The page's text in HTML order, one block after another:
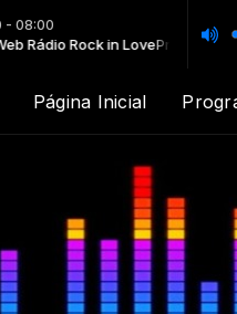
- 08:00
Rock in LoveProgramação
Página Inicial